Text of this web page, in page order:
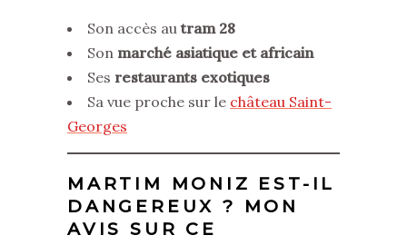
Son accès au tram 28
Son marché asiatique et africain
Ses restaurants exotiques
Sa vue proche sur le château Saint-
Georges
MARTIM MONIZ EST-IL
DANGEREUX ? MON
AVIS SUR CE